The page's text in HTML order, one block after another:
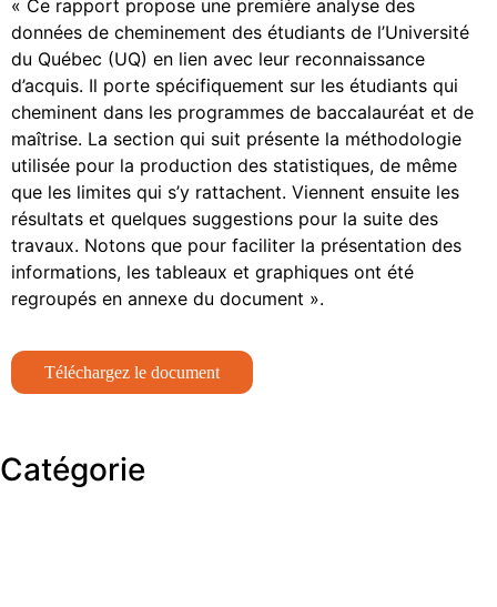
« Ce rapport propose une première analyse des
données de cheminement des étudiants de l’Université
du Québec (UQ) en lien avec leur reconnaissance
d’acquis. Il porte spécifiquement sur les étudiants qui
cheminent dans les programmes de baccalauréat et de
maîtrise. La section qui suit présente la méthodologie
utilisée pour la production des statistiques, de même
que les limites qui s’y rattachent. Viennent ensuite les
résultats et quelques suggestions pour la suite des
travaux. Notons que pour faciliter la présentation des
informations, les tableaux et graphiques ont été
regroupés en annexe du document ».
Téléchargez le document
Catégorie